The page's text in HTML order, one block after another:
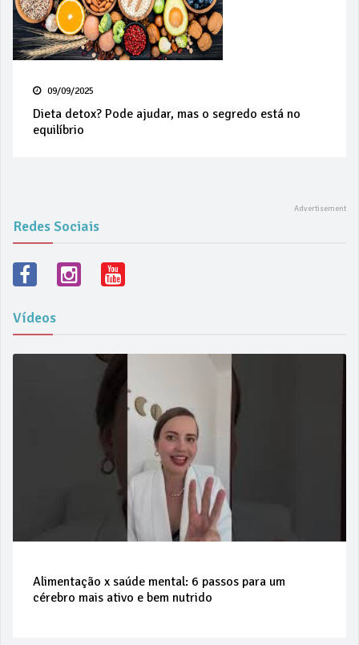
09/09/2025
Dieta detox? Pode ajudar, mas o segredo está no
equilíbrio
Redes Sociais
Vídeos
Alimentação x saúde mental: 6 passos para um
cérebro mais ativo e bem nutrido